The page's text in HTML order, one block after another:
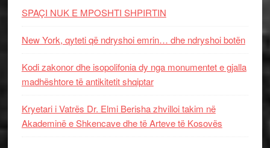
SPAÇI NUK E MPOSHTI SHPIRTIN
New York, qyteti që ndryshoi emrin… dhe ndryshoi botën
Kodi zakonor dhe isopolifonia dy nga monumentet e gjalla
madhështore të antikitetit shqiptar
Kryetari i Vatrës Dr. Elmi Berisha zhvilloi takim në
Akademinë e Shkencave dhe të Arteve të Kosovës